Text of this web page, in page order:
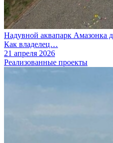
Надувной аквапарк Амазонка
Как владелец…
21 апреля 2026
Реализованные проекты